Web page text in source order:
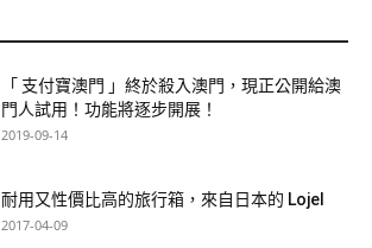
「 支付寶澳門 」終於殺入澳門，現正公開給澳
門人試用！功能將逐步開展！
2019-09-14
耐用又性價比高的旅行箱，來自日本的 Lojel
2017-04-09